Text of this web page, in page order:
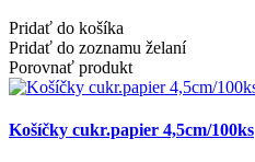
Pridať do košíka
Pridať do zoznamu želaní
Porovnať produkt
Košíčky cukr.papier 4,5cm/100ks